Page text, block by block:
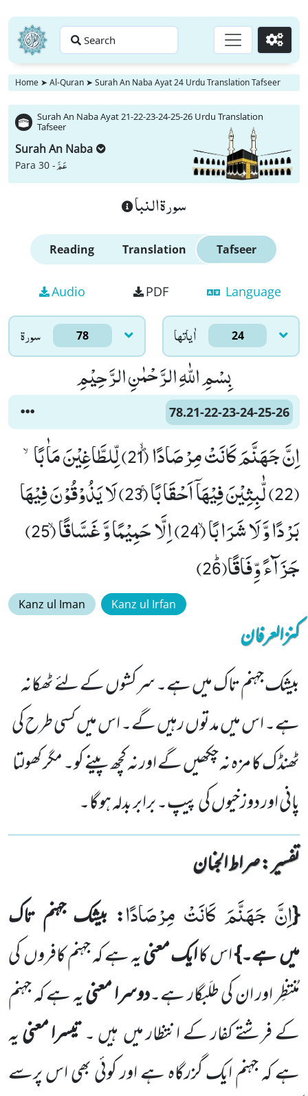
Search Go
Home ➤ Al-Quran ➤ Surah An Naba Ayat 24 Urdu Translation Tafseer
Surah An Naba Ayat 21-22-23-24-25-26 Urdu Translation
Tafseer
Surah An Naba
Para 30 -عَمَّ
سورة النبا
Reading Translation Tafseer
Audio PDF Language
سورۃ 78 اٰياتها 24
بِسْمِ اللّٰهِ الرَّحْمٰنِ الرَّحِیْمِ
78.21-22-23-24-25-26
اِنَّ جَهَنَّمَ كَانَتْ مِرْصَادًاﭪ (21) لِّلطَّاغِیْنَ مَاٰبًاۙ
(22) لّٰبِثِیْنَ فِیْهَاۤ اَحْقَابًاۚ (23) لَا یَذُوْقُوْنَ فِیْهَا
بَرْدًا وَّ لَا شَرَابًاۙ (24) اِلَّا حَمِیْمًا وَّ غَسَّاقًاۙ (25)
جَزَآءً وِّفَاقًاﭤ(26)
Kanz ul Iman Kanz ul Irfan
کنزالعرفان
بیشک جہنم تاک میں ہے۔ سرکشوں کے لئے ٹھکانہ
ہے۔ اس میں مدتوں رہیں گے۔ اس میں کسی طرح کی
ٹھنڈک کا مزہ نہ چکھیں گے اور نہ کچھ پینے کو۔ مگر کھولتا
پانی اور دوزخیوں کی پیپ۔ برابر بدلہ ہوگا۔
تفسیر : ‎صراط الجنان
{اِنَّ جَهَنَّمَ كَانَتْ مِرْصَادًا: بیشک جہنم تاک
میںہے۔}اس کاایک معنییہ ہے کہ جہنمکافروںکی
مُنتظِر اور ان کیطلَبگار ہے۔دوسرا معنییہ ہے کہ جہنم
کے فرشتے کفار کے انتظار میںہیں ۔تیسرا معنییہ
ہے کہ جہنم ایک گزرگاہ ہے اور کوئی بھی اس پرسے